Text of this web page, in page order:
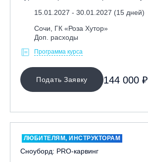
15.01.2027 - 30.01.2027 (15 дней)
Сочи, ГК «Роза Хутор»
Доп. расходы
Программа курса
Подать Заявку 144 000 ₽
ЛЮБИТЕЛЯМ, ИНСТРУКТОРАМ
Сноуборд: PRO-карвинг